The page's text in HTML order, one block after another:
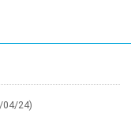
04/24)